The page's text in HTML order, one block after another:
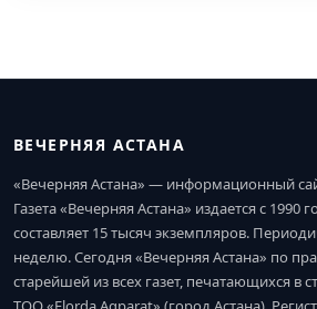
ВЕЧЕРНЯЯ АСТАНА
«Вечерняя Астана» — информационный
Газета «Вечерняя Астана» издается с 1990
составляет 15 тысяч экземпляров.
неделю. Сегодня «Вечерняя Астана» по
старейшей из всех газет, печатающихся в